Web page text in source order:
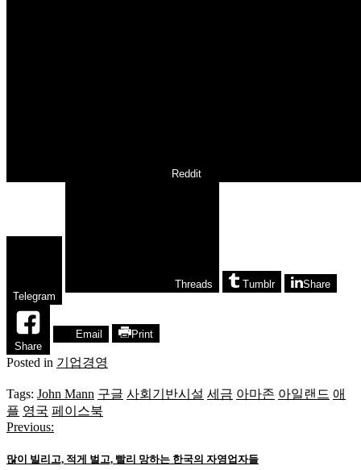
Reddit
Telegram
Threads Tumblr Share
Share
Email Print
Posted in 기업경영
Tags: John Mann 구글 사회기반시설 세금 아마존 아일랜드 애
플 영국 페이스북
글
탐
Previous:
많이 빌리고, 적게 벌고, 빨리 망하는 한국의 자영업자들